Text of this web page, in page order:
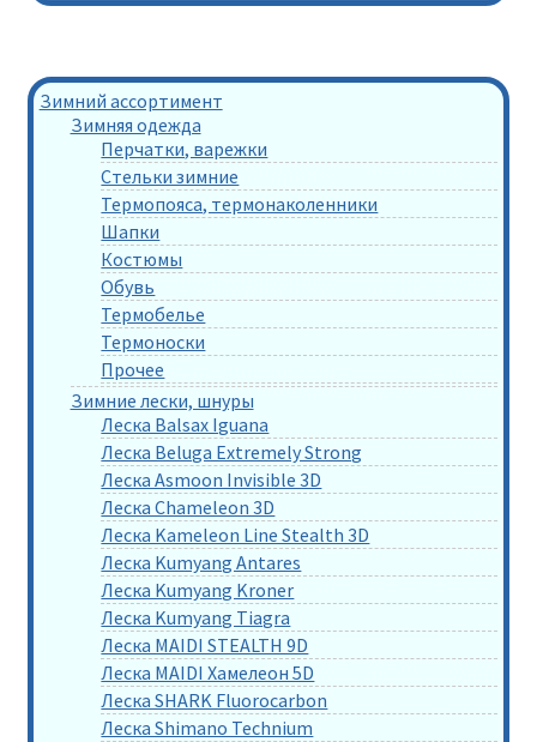
Зимний ассортимент
Зимняя одежда
Перчатки, варежки
Стельки зимние
Термопояса, термонаколенники
Шапки
Костюмы
Обувь
Термобелье
Термоноски
Прочее
Зимние лески, шнуры
Леска Balsax Iguana
Леска Beluga Extremely Strong
Леска Asmoon Invisible 3D
Леска Chameleon 3D
Леска Kameleon Line Stealth 3D
Леска Kumyang Antares
Леска Kumyang Kroner
Леска Kumyang Tiagra
Леска MAIDI STEALTH 9D
Леска MAIDI Хамелеон 5D
Леска SHARK Fluorocarbon
Леска Shimano Technium